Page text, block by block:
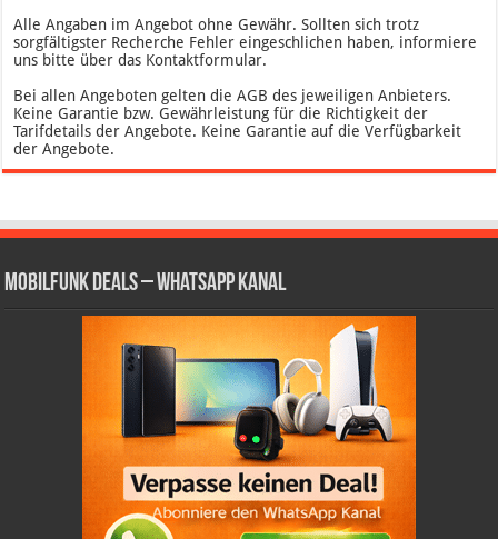
Alle Angaben im Angebot ohne Gewähr. Sollten sich trotz
sorgfältigster Recherche Fehler eingeschlichen haben, informiere
uns bitte über das Kontaktformular.
Bei allen Angeboten gelten die AGB des jeweiligen Anbieters.
Keine Garantie bzw. Gewährleistung für die Richtigkeit der
Tarifdetails der Angebote. Keine Garantie auf die Verfügbarkeit
der Angebote.
Mobilfunk Deals – WhatsApp Kanal